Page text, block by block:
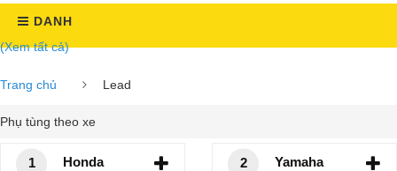
DANH
(Xem tất cả)
Trang chủ Lead
Phụ tùng theo xe
1 Honda 2 Yamaha